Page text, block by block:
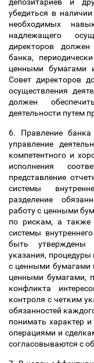
убедиться в
необходимых
надлежащего
директоров
банка,
ценными бумагами
Совет директоров
осуществления
должен
деятельности путем
6. Правление банка
управление
компетентного и
исполнения
представление
системы
разделение
работу с ценными
по рискам, а также
системы
быть утверждены
указания,
с ценными бумагами
ценными бумагами,
конфликта
контроля с четким
обязанностей
понимать характер
операциями и
согласовываются с